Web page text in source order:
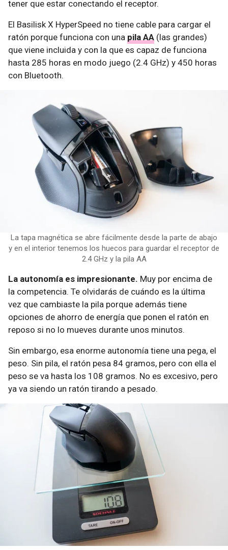
tener que estar conectando el receptor.
El Basilisk X HyperSpeed no tiene cable para cargar el
ratón porque funciona con una pila AA (las grandes)
que viene incluida y con la que es capaz de funciona
hasta 285 horas en modo juego (2.4 GHz) y 450 horas
con Bluetooth.
La tapa magnética se abre fácilmente desde la parte de abajo
y en el interior tenemos los huecos para guardar el receptor de
2.4 GHz y la pila AA
La autonomía es impresionante. Muy por encima de
la competencia. Te olvidarás de cuándo es la última
vez que cambiaste la pila porque además tiene
opciones de ahorro de energía que ponen el ratón en
reposo si no lo mueves durante unos minutos.
Sin embargo, esa enorme autonomía tiene una pega, el
peso. Sin pila, el ratón pesa 84 gramos, pero con ella el
peso se va hasta los 108 gramos. No es excesivo, pero
ya va siendo un ratón tirando a pesado.